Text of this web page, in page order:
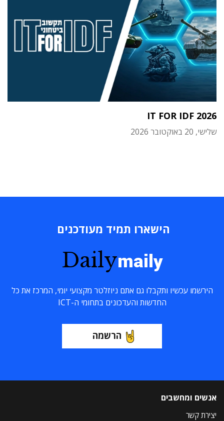
IT FOR IDF 2026
שלישי, 20 באוקטובר 2026
הישארו תמיד מעודכנים
Dailymaily
הירשמו עכשיו ותקבלו גם אתם ניוזלטר מקצועי יומי, המרכז את כל
החדשות והעדכונים בתחומי ה-ICT
הרשמה
אנשים ומחשבים
יצירת קשר